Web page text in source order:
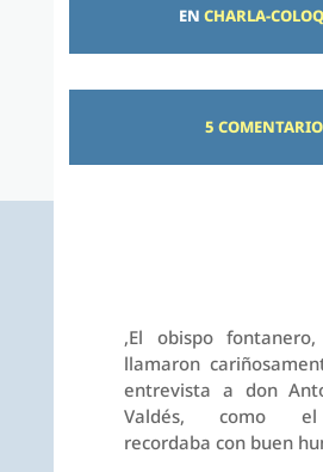
EN CHARLA-
5
,El obispo
llamaron
entrevista a don
Valdés, como
recordaba con buen